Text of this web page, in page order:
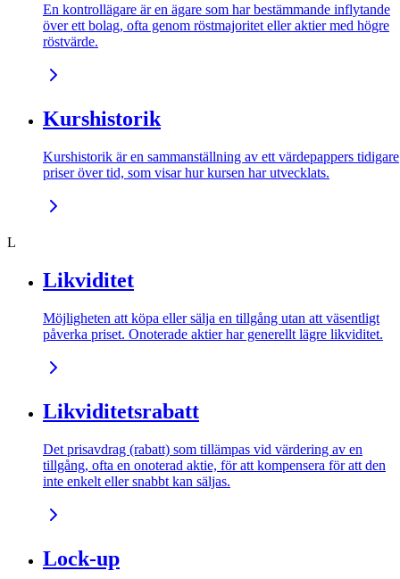
En kontrollägare är en ägare som har bestämmande inflytande
över ett bolag, ofta genom röstmajoritet eller aktier med högre
röstvärde.
Kurshistorik
Kurshistorik är en sammanställning av ett värdepappers tidigare
priser över tid, som visar hur kursen har utvecklats.
L
Likviditet
Möjligheten att köpa eller sälja en tillgång utan att väsentligt
påverka priset. Onoterade aktier har generellt lägre likviditet.
Likviditetsrabatt
Det prisavdrag (rabatt) som tillämpas vid värdering av en
tillgång, ofta en onoterad aktie, för att kompensera för att den
inte enkelt eller snabbt kan säljas.
Lock-up